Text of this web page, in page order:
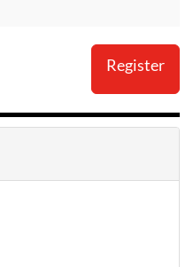
Register